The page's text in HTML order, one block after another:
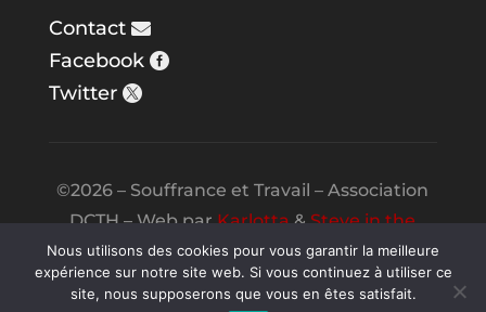
Contact
Facebook
Twitter
©2026 – Souffrance et Travail – Association
DCTH – Web parKarlotta&Steve in the
Night
Nous utilisons des cookies pour vous garantir la meilleure
expérience sur notre site web. Si vous continuez à utiliser ce
site, nous supposerons que vous en êtes satisfait.